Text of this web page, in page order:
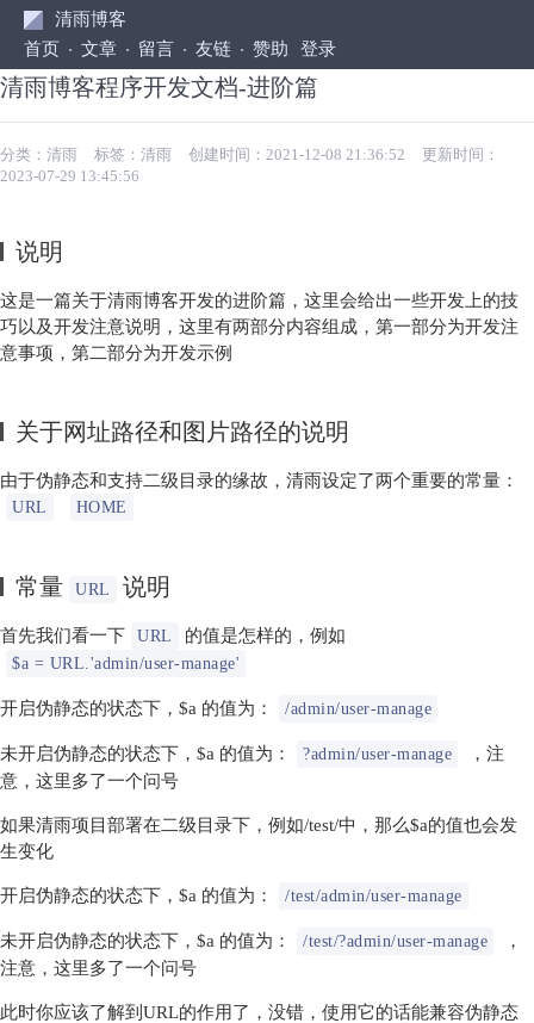
清雨博客
首页
文章 留言 友链 赞助 登录
清雨博客程序开发文档-进阶篇
分类： 清雨 标签： 清雨 创建时间：2021-12-08 21:36:52
更新时间：
2023-07-29 13:45:56
说明
这是一篇关于清雨博客开发的进阶篇，这里会给出一些开发上的技
巧以及开发注意说明，这里有两部分内容组成，第一部分为开发注
意事项，第二部分为开发示例
关于网址路径和图片路径的说明
由于伪静态和支持二级目录的缘故，清雨设定了两个重要的常量：
URL HOME
常量 URL 说明
首先我们看一下 URL 的值是怎样的，例如
$a = URL.'admin/user-manage'
开启伪静态的状态下，$a 的值为： /admin/user-manage
未开启伪静态的状态下，$a 的值为： ?admin/user-manage
，注
意，这里多了一个问号
如果清雨项目部署在二级目录下，例如/test/中，那么$a的值也会发
生变化
开启伪静态的状态下，$a 的值为： /test/admin/user-manage
未开启伪静态的状态下，$a 的值为： /test/?admin/user-manage
，
注意，这里多了一个问号
此时你应该了解到URL的作用了，没错，使用它的话能兼容伪静态